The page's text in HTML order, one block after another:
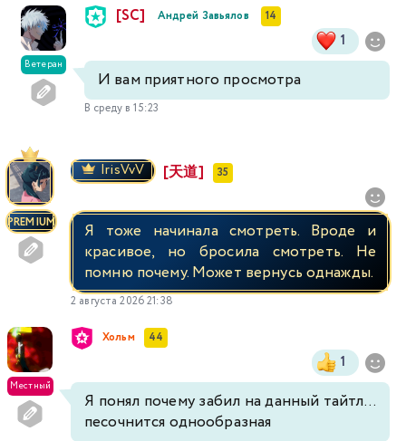
Ветеран
[SC] Андрей Завьялов 14
1
И вам приятного просмотра
В среду в 15:23
PREMIUM
IrisVvV [天道] 35
Я тоже начинала смотреть. Вроде и
красивое, но бросила смотреть. Не
помню почему. Может вернусь однажды.
2 августа 2026 21:38
Местный
Хольм 44
1
Я понял почему забил на данный тайтл...
песочнится однообразная